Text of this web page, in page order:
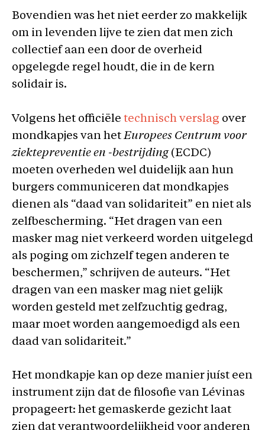
Bovendien was het niet eerder zo makkelijk
om in levenden lijve te zien dat men zich
collectief aan een door de overheid
opgelegde regel houdt, die in de kern
solidair is.
Volgens het officiële technisch verslag over
mondkapjes van hetEuropees Centrum voor
ziektepreventie en -bestrijding (ECDC)
moeten overheden wel duidelijk aan hun
burgers communiceren dat mondkapjes
dienen als “daad van solidariteit” en niet als
zelfbescherming. “Het dragen van een
masker mag niet verkeerd worden uitgelegd
als poging om zichzelf tegen anderen te
beschermen,” schrijven de auteurs. “Het
dragen van een masker mag niet gelijk
worden gesteld met zelfzuchtig gedrag,
maar moet worden aangemoedigd als een
daad van solidariteit.”
Het mondkapje kan op deze manier juíst een
instrument zijn dat de filosofie van Lévinas
propageert: het gemaskerde gezicht laat
zien dat verantwoordelijkheid voor anderen